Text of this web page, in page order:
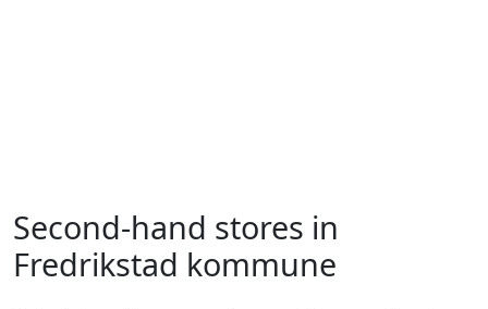
Second-hand stores in
Fredrikstad kommune